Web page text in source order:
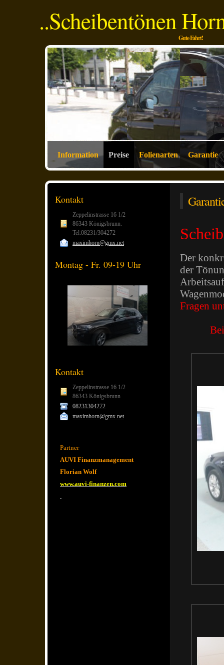
Information Preise Folienarten Garantie
..Scheibentönen
Gute Fahrt!
Der
der
Fragen
Kontakt
Zeppelinstrasse 16 1/2
86343 Königsbrunn.
Tel:08231/304272
maximhorn@gmx.net
Montag - Fr. 09-19 Uhr
Kontakt
Zeppelinstrasse 16 1/2
86343 Königsbrunn
08231304272
maximhorn@gmx.net
Partner
AUVI Finanzmanagement
Florian Wolf
www.auvi-finanzen.com